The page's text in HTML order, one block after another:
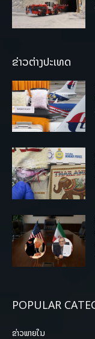
ຂ່າວຕ່າງປະເທດ
POPULAR
ຂ່າວພາຍ​ໃນ